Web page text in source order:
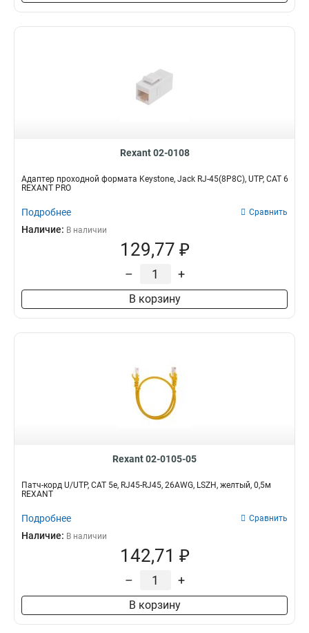
Rexant 02-0108
Адаптер проходной формата Keystone, Jack RJ-45(8P8C), UTP, CAT 6
REXANT PRO
Подробнее Сравнить
Наличие: В наличии
129,77 ₽
– +
В корзину
Rexant 02-0105-05
Патч-корд U/UTP, CAT 5e, RJ45-RJ45, 26AWG, LSZH, желтый, 0,5м
REXANT
Подробнее Сравнить
Наличие: В наличии
142,71 ₽
– +
В корзину